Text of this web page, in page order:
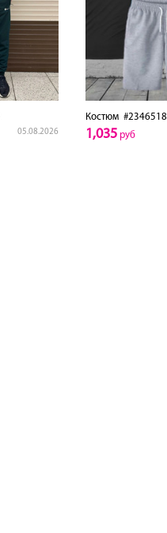
05.08.2026
Костюм
1,035руб